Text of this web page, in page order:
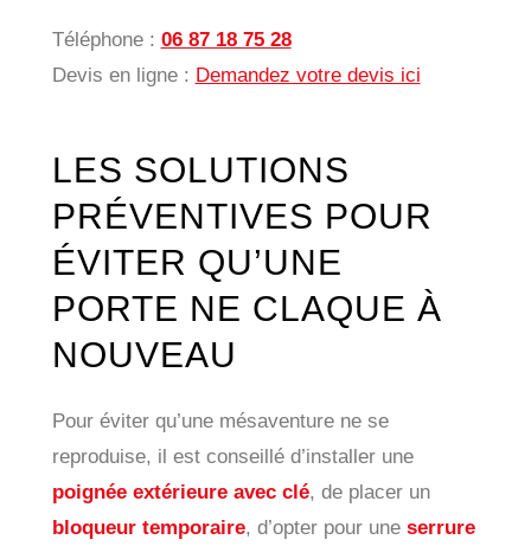
Téléphone : 06 87 18 75 28
Devis en ligne : Demandez votre devis ici
LES SOLUTIONS
PRÉVENTIVES POUR
ÉVITER QU’UNE
PORTE NE CLAQUE À
NOUVEAU
Pour éviter qu’une mésaventure ne se
reproduise, il est conseillé d’installer une
poignée extérieure avec clé, de placer un
bloqueur temporaire, d’opter pour une serrure